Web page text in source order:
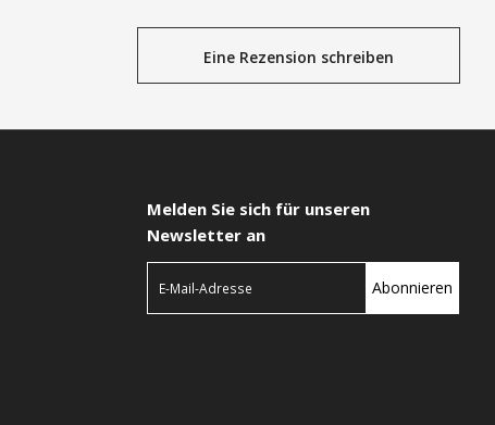
Eine Rezension schreiben
Melden Sie sich für unseren
Newsletter an
Abonnieren